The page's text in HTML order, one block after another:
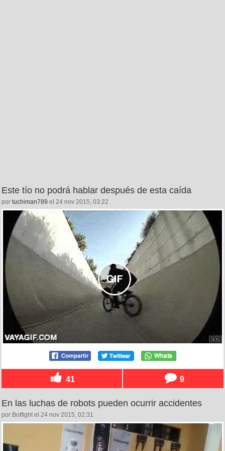
Este tío no podrá hablar después de esta caída
por tuchiman789 el 24 nov 2015, 03:22
41 9
En las luchas de robots pueden ocurrir accidentes
por Botfight el 24 nov 2015, 02:31